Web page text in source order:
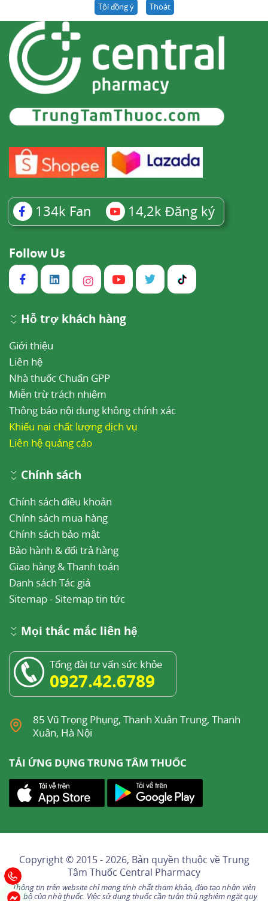
Tôi đồng ý Thoát
134k Fan 14,2k Đăng ký
Follow Us
Hỗ trợ khách hàng
Giới thiệu
Liên hệ
Nhà thuốc Chuẩn GPP
Miễn trừ trách nhiệm
Thông báo nội dung không chính xác
Khiếu nại chất lượng dịch vụ
Liên hệ quảng cáo
Chính sách
Chính sách điều khoản
Chính sách mua hàng
Chính sách bảo mật
Bảo hành & đổi trả hàng
Giao hàng & Thanh toán
Danh sách Tác giả
Sitemap- Sitemap tin tức
Mọi thắc mắc liên hệ
Tổng đài tư vấn sức khỏe
0927.42.6789
85 Vũ Trọng Phụng, Thanh Xuân Trung, Thanh
Xuân, Hà Nội
TẢI ỨNG DỤNG TRUNG TÂM THUỐC
Copyright © 2015 - 2026, Bản quyền thuộc vềTrung
Tâm Thuốc Central Pharmacy
Thông tin trên website chỉ mang tính chất tham khảo, đào tạo nhân viên
nội bộ của nhà thuốc. Việc sử dụng thuốc cần tuân thủ nghiêm ngặt quy